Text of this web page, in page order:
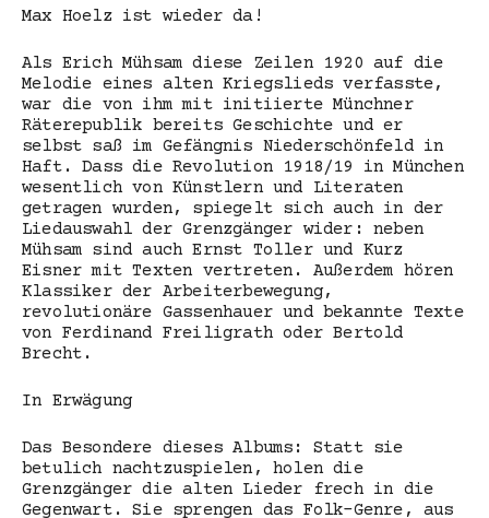
Max Hoelz ist wieder da!
Als Erich Mühsam diese Zeilen 1920 auf die
Melodie eines alten Kriegslieds verfasste,
war die von ihm mit initiierte Münchner
Räterepublik bereits Geschichte und er
selbst saß im Gefängnis Niederschönfeld in
Haft. Dass die Revolution 1918/19 in München
wesentlich von Künstlern und Literaten
getragen wurden, spiegelt sich auch in der
Liedauswahl der Grenzgänger wider: neben
Mühsam sind auch Ernst Toller und Kurz
Eisner mit Texten vertreten. Außerdem hören
Klassiker der Arbeiterbewegung,
revolutionäre Gassenhauer und bekannte Texte
von Ferdinand Freiligrath oder Bertold
Brecht.
In Erwägung
Das Besondere dieses Albums: Statt sie
betulich nachtzuspielen, holen die
Grenzgänger die alten Lieder frech in die
Gegenwart. Sie sprengen das Folk-Genre, aus